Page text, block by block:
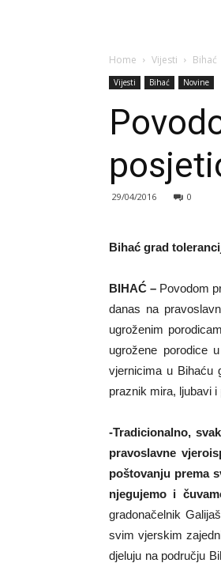
Home Vijesti Bihać
Vijesti Bihać Novine
29/04/2016 0
Bihać grad
BIHAĆ – Povodom
danas na
ugroženim
ugrožene porodice
vjernicima u Bihaću
praznik mira, ljubavi
-Tradicionalno,
pravoslavne
poštovanju prema
njegujemo i
gradonačelnik
svim vjerskim
djeluju na području